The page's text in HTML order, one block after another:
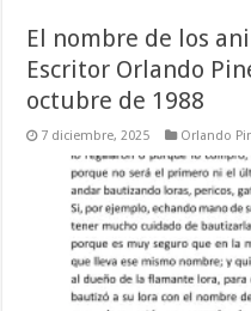
El nombre de los
Escritor Orlando
octubre de 1988
7 diciembre, 2025 Orlando